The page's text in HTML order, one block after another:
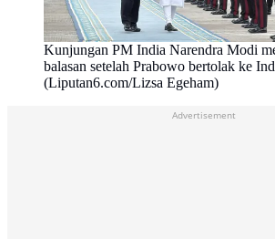
Kunjungan PM India Narendra Modi
balasan setelah Prabowo bertolak ke
(Liputan6.com/Lizsa Egeham)
Advertisement